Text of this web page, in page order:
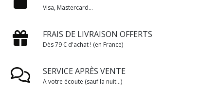
Visa, Mastercard...
FRAIS DE LIVRAISON OFFERTS
Dès 79 € d'achat ! (en France)
SERVICE APRÈS VENTE
A votre écoute (sauf la nuit...)